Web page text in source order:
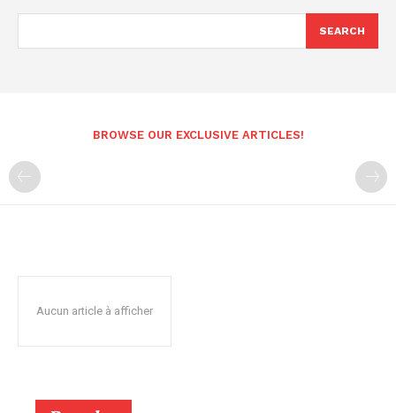
SEARCH
BROWSE OUR EXCLUSIVE ARTICLES!
Aucun article à afficher